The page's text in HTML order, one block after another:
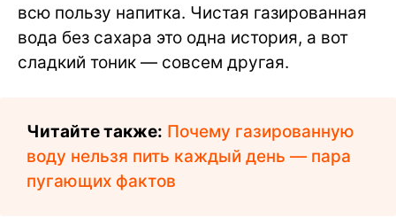
всю пользу напитка. Чистая газированная
вода без сахара это одна история, а вот
сладкий тоник — совсем другая.
Читайте также: Почему газированную
воду нельзя пить каждый день — пара
пугающих фактов